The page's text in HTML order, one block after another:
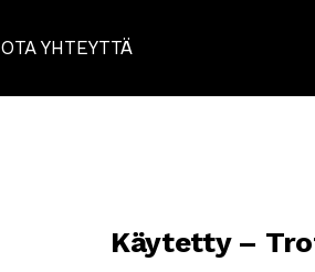
OTA YHTEYTTÄ
Käytetty –